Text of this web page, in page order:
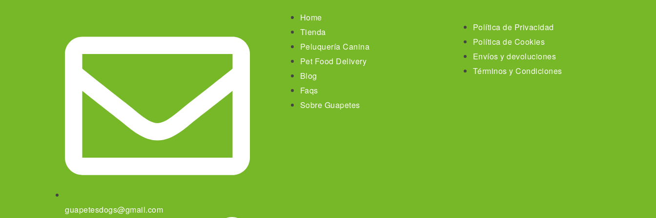
guapetesdogs@gmail.com
Home
Tienda
Peluquería Canina
Pet Food Delivery
Blog
Faqs
Sobre Guapetes
Política de Privacidad
Política de Cookies
Envíos y devoluciones
Términos y Condiciones